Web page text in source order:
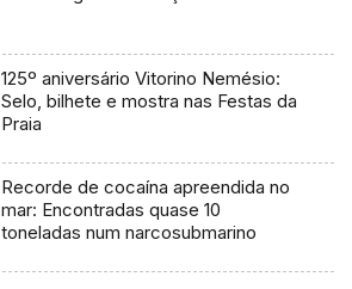
125º aniversário Vitorino Nemésio:
Selo, bilhete e mostra nas Festas da
Praia
Recorde de cocaína apreendida no
mar: Encontradas quase 10
toneladas num narcosubmarino